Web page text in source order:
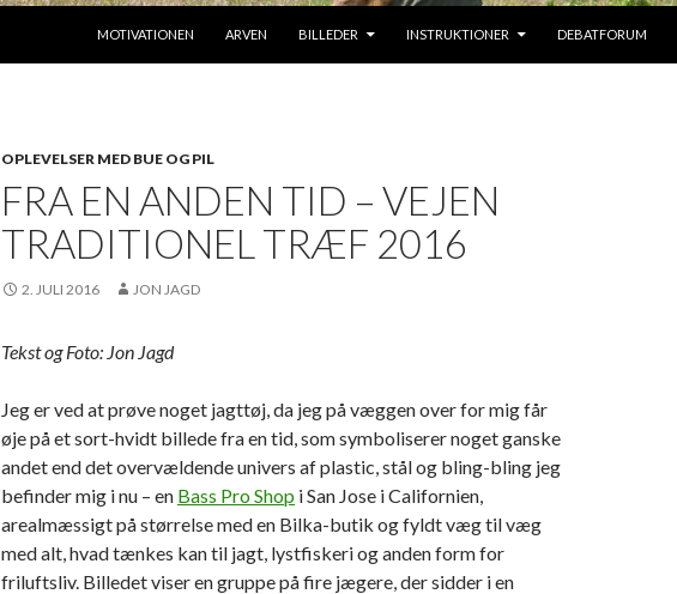
MOTIVATIONEN
ARVEN BILLEDER INSTRUKTIONER DEBATFORUM
OPLEVELSER MED BUE OG PIL
FRA EN ANDEN TID – VEJEN
TRADITIONEL TRÆF 2016
2. JULI 2016 JON JAGD
Tekst og Foto: Jon Jagd
Jeg er ved at prøve noget jagttøj, da jeg på væggen over for mig får
øje på et sort-hvidt billede fra en tid, som symboliserer noget ganske
andet end det overvældende univers af plastic, stål og bling-bling jeg
befinder mig i nu – en Bass Pro Shop i San Jose i Californien,
arealmæssigt på størrelse med en Bilka-butik og fyldt væg til væg
med alt, hvad tænkes kan til jagt, lystfiskeri og anden form for
friluftsliv. Billedet viser en gruppe på fire jægere, der sidder i en